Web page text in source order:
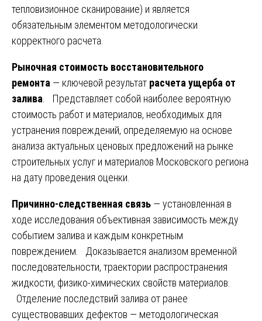
тепловизионное сканирование) и является
обязательным элементом методологически
корректного расчета.
Рыночная стоимость восстановительного
ремонта — ключевой результат расчета ущерба от
залива . Представляет собой наиболее вероятную
стоимость работ и материалов, необходимых для
устранения повреждений, определяемую на основе
анализа актуальных ценовых предложений на рынке
строительных услуг и материалов Московского региона
на дату проведения оценки.
Причинно-следственная связь — установленная в
ходе исследования объективная зависимость между
событием залива и каждым конкретным
повреждением. Доказывается анализом временной
последовательности, траектории распространения
жидкости, физико-химических свойств материалов.
Отделение последствий залива от ранее
существовавших дефектов — методологическая